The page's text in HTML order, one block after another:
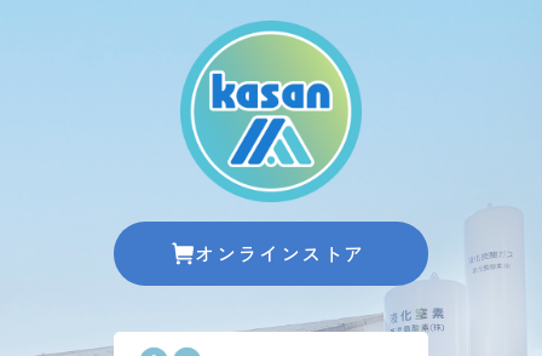
オンラインストア